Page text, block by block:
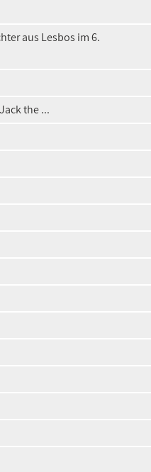
aus Lesbos im 6.
the ...